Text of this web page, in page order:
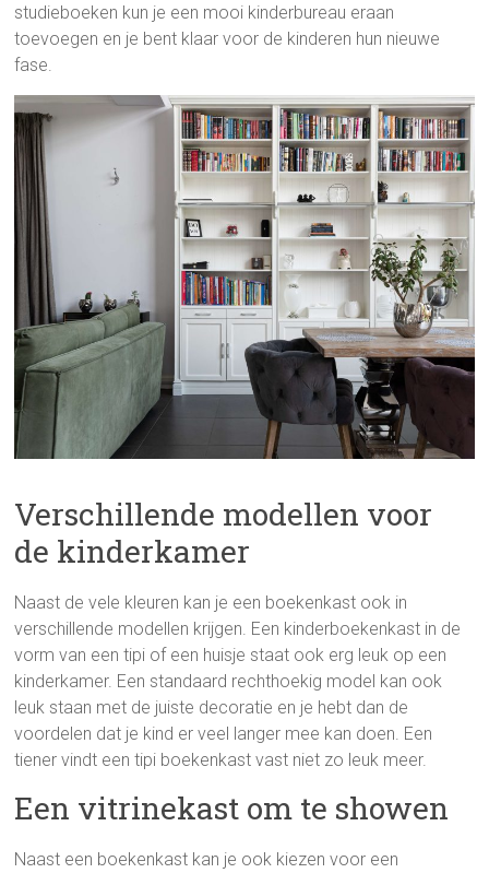
studieboeken kun je een mooi kinderbureau eraan
toevoegen en je bent klaar voor de kinderen hun nieuwe
fase.
Verschillende modellen voor
de kinderkamer
Naast de vele kleuren kan je een boekenkast ook in
verschillende modellen krijgen. Een kinderboekenkast in de
vorm van een tipi of een huisje staat ook erg leuk op een
kinderkamer. Een standaard rechthoekig model kan ook
leuk staan met de juiste decoratie en je hebt dan de
voordelen dat je kind er veel langer mee kan doen. Een
tiener vindt een tipi boekenkast vast niet zo leuk meer.
Een vitrinekast om te showen
Naast een boekenkast kan je ook kiezen voor een